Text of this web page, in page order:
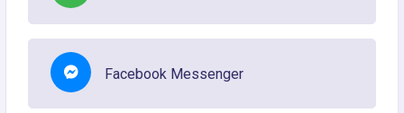
Facebook Messenger